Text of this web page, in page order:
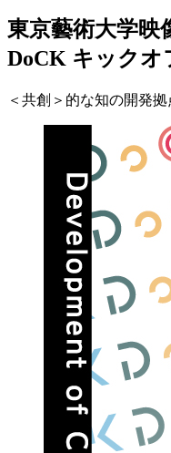
東京藝術大学映
DoCK キックオ
＜共創＞的な知の開発